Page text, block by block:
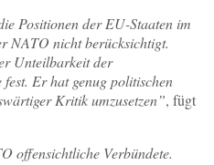
Positionen der EU-Staaten im
NATO nicht berücksichtigt.
Unteilbarkeit der
Er hat genug politischen
Kritik umzusetzen”, fügt
offensichtliche Verbündete.